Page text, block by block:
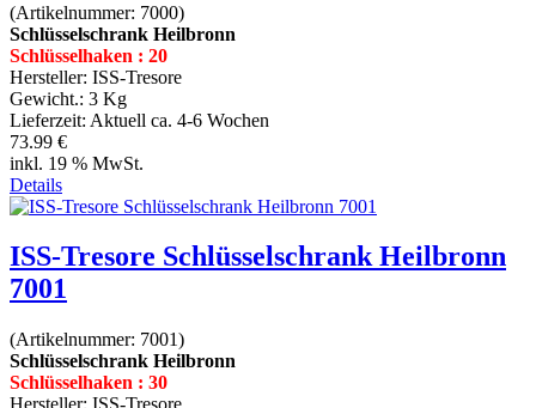
(Artikelnummer: 7000)
Schlüsselschrank Heilbronn
Schlüsselhaken : 20
Hersteller: ISS-Tresore
Gewicht.: 3 Kg
Lieferzeit: Aktuell ca. 4-6 Wochen
73.99 €
inkl. 19 % MwSt.
Details
ISS-Tresore Schlüsselschrank Heilbronn
7001
(Artikelnummer: 7001)
Schlüsselschrank Heilbronn
Schlüsselhaken : 30